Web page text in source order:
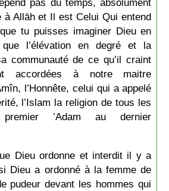
à Allāh et Il est Celui Qui entend
tu puisses imaginer Dieu en
l’élévation en degré et la
communauté de ce qu’il craint
accordées à notre maitre
l’Honnête, celui qui a appelé
l’Islam la religion de tous les
’Adam au dernier
Dieu ordonne et interdit il y a
Dieu a ordonné à la femme de
pudeur devant les hommes qui